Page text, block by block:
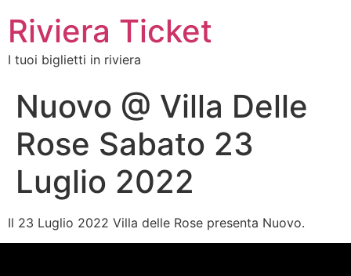
Riviera Ticket
I tuoi biglietti in riviera
Nuovo @ Villa Delle
Rose Sabato 23
Luglio 2022
Il 23 Luglio 2022 Villa delle Rose presenta Nuovo.